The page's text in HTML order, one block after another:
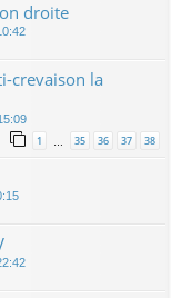
droite
crevaison la
1 … 35 36 37 38